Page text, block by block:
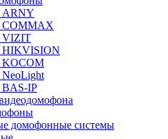
VIZIT
IP
домофонные системы